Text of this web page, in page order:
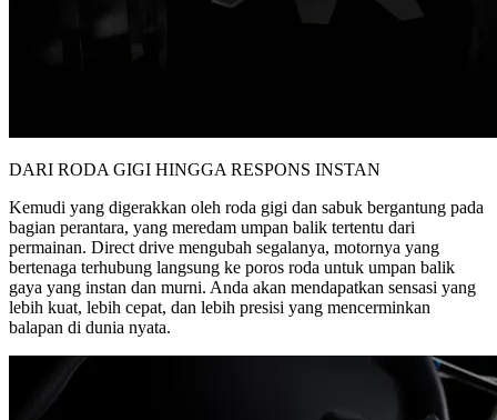
DARI RODA GIGI HINGGA RESPONS INSTAN
Kemudi yang digerakkan oleh roda gigi dan sabuk bergantung pada
bagian perantara, yang meredam umpan balik tertentu dari
permainan. Direct drive mengubah segalanya, motornya yang
bertenaga terhubung langsung ke poros roda untuk umpan balik
gaya yang instan dan murni. Anda akan mendapatkan sensasi yang
lebih kuat, lebih cepat, dan lebih presisi yang mencerminkan
balapan di dunia nyata.